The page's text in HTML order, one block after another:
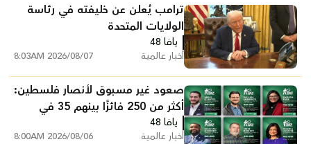
ترامب يُعلن عن خليفته في رئاسة
الولايات المتحدة
يافا 48
أخبار عالمية 2026/08/07 8:03AM
صعود غير مسبوق لأنصار فلسطين:
أكثر من 250 فائزًا بينهم 35 في
الكونغرس
يافا 48
أخبار عالمية 2026/08/06 8:00AM